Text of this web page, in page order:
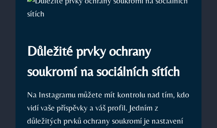
Důležité prvky ochrany
soukromí na sociálních sítích
Na Instagramu můžete mít kontrolu nad tím, kdo
vidí vaše příspěvky a váš profil. Jedním z
důležitých prvků ochrany soukromí je nastavení